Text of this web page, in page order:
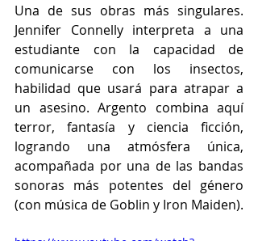
Una de sus obras más singulares.
Jennifer Connelly interpreta a una
estudiante con la capacidad de
comunicarse con los insectos,
habilidad que usará para atrapar a
un asesino. Argento combina aquí
terror, fantasía y ciencia ficción,
logrando una atmósfera única,
acompañada por una de las bandas
sonoras más potentes del género
(con música de Goblin y Iron Maiden).